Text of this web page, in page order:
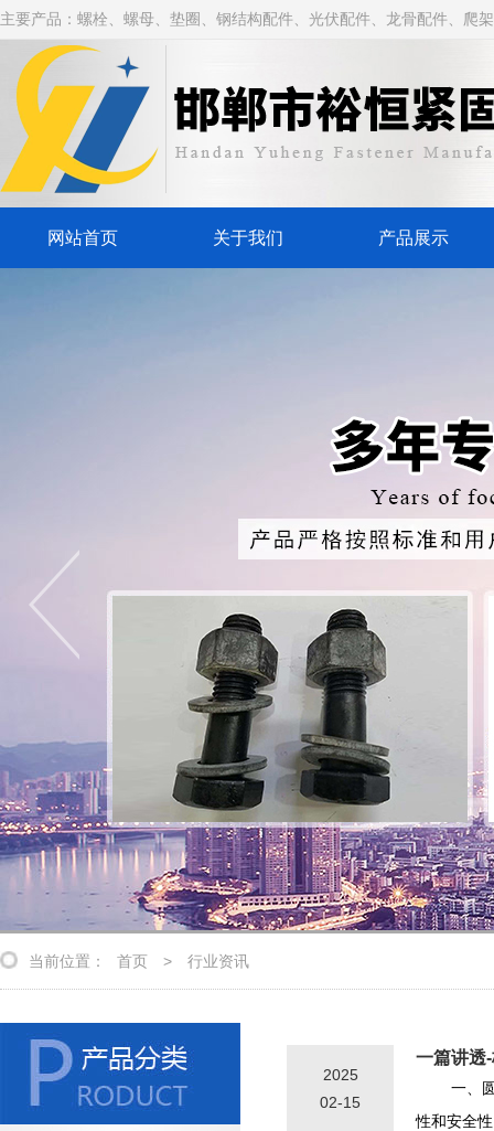
主要产品：螺栓、螺母、垫圈、钢结构配件、光伏配件、龙骨配件、爬
网站首页 关于我们 产品展示
当前位置： 首页 > 行业资讯
2025
02-15
一篇讲透
一、
性和安全